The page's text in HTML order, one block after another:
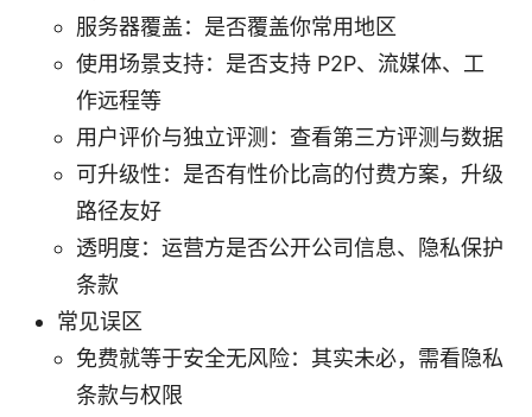
服务器覆盖：是否覆盖你常用地区
使用场景支持：是否支持 P2P、流媒体、工
作远程等
用户评价与独立评测：查看第三方评测与数据
可升级性：是否有性价比高的付费方案，升级
路径友好
透明度：运营方是否公开公司信息、隐私保护
条款
常见误区
免费就等于安全无风险：其实未必，需看隐私
条款与权限